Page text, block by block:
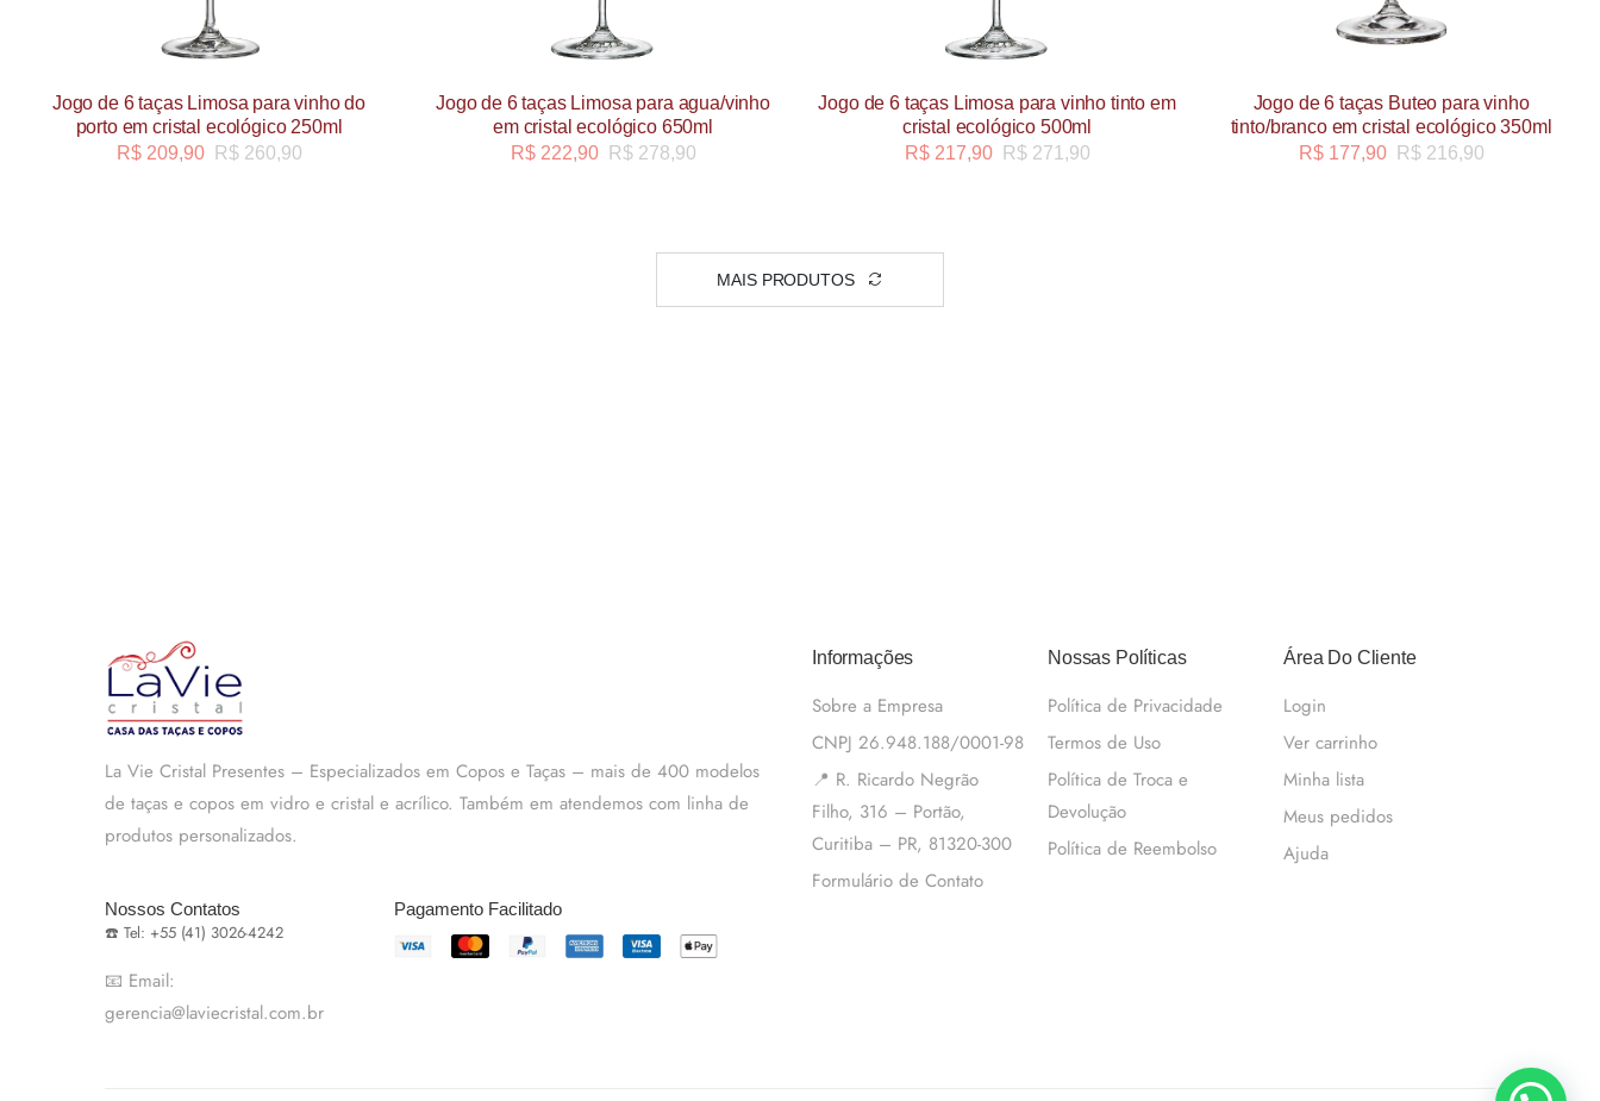
Jogo de 6 taças Limosa para vinho do
porto em cristal ecológico 250ml
R$260,90
R$209,90
Jogo de 6 taças Limosa para agua/vinho
em cristal ecológico 650ml
R$278,90
R$222,90
Jogo de 6 taças Limosa para vinho tinto em
cristal ecológico 500ml
R$271,90
R$217,90
Jogo de 6 taças Buteo para vinho
tinto/branco em cristal ecológico 350ml
R$216,90
R$177,90
MAIS PRODUTOS
La Vie Cristal Presentes – Especializados em Copos e Taças – mais de 400 modelos
de taças e copos em vidro e cristal e acrílico. Também em atendemos com linha de
produtos personalizados.
Nossos Contatos
☎️ Tel: +55 (41) 3026-4242
📧 Email:
gerencia@laviecristal.com.br
Pagamento Facilitado
Informações
Sobre a Empresa
CNPJ 26.948.188/0001-98
📍 R. Ricardo Negrão
Filho, 316 – Portão,
Curitiba – PR, 81320-300
Formulário de Contato
Nossas Políticas
Política de Privacidade
Termos de Uso
Política de Troca e
Devolução
Política de Reembolso
Área Do Cliente
Login
Ver carrinho
Minha lista
Meus pedidos
Ajuda